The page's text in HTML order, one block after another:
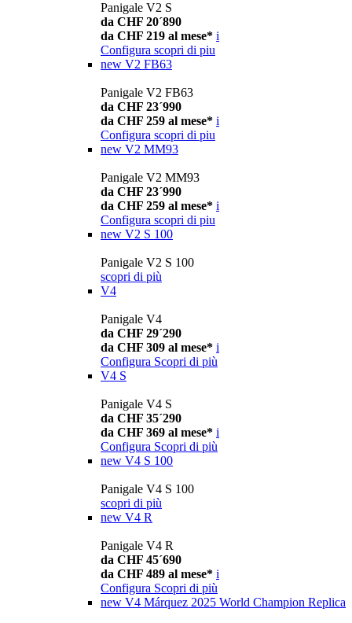
Panigale V2 S
da CHF 20´890
da CHF 219 al mese* i
Configura scopri di piu
new V2 FB63
Panigale V2 FB63
da CHF 23´990
da CHF 259 al mese* i
Configura scopri di piu
new V2 MM93
Panigale V2 MM93
da CHF 23´990
da CHF 259 al mese* i
Configura scopri di piu
new V2 S 100
Panigale V2 S 100
scopri di più
V4
Panigale V4
da CHF 29´290
da CHF 309 al mese* i
Configura Scopri di più
V4 S
Panigale V4 S
da CHF 35´290
da CHF 369 al mese* i
Configura Scopri di più
new V4 S 100
Panigale V4 S 100
scopri di più
new V4 R
Panigale V4 R
da CHF 45´690
da CHF 489 al mese* i
Configura Scopri di più
new V4 Márquez 2025 World Champion Replica